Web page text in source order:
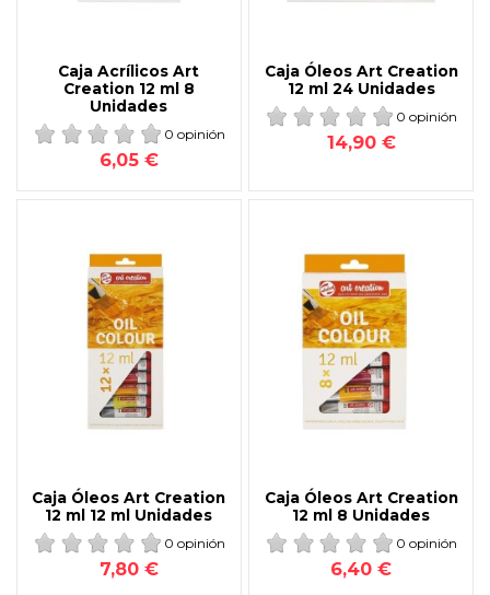
Caja Acrílicos Art
Creation 12 ml 8
Unidades
0 opinión
6,05 €
Caja Óleos Art Creation
12 ml 24 Unidades
0 opinión
14,90 €
Caja Óleos Art Creation
12 ml 12 ml Unidades
0 opinión
7,80 €
Caja Óleos Art Creation
12 ml 8 Unidades
0 opinión
6,40 €